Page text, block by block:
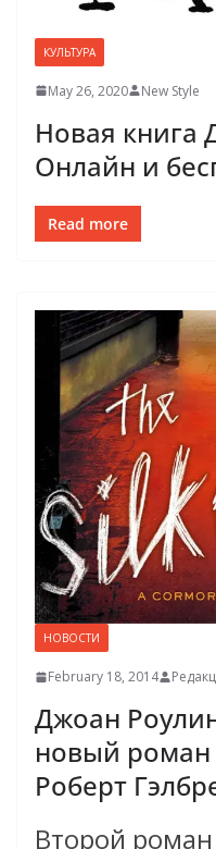
КУЛЬТУРА
May 26, 2020 New Style
Новая книга
Онлайн и
Read more
НОВОСТИ
February 18, 2014
Джоан
новый
Роберт
Второй